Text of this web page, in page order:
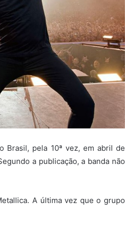
Brasil, pela 10ª vez, em abril de
a publicação, a banda não
A última vez que o grupo